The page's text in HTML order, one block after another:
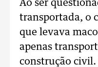
Ao ser
transportada, o
que levava
apenas
construção civil.